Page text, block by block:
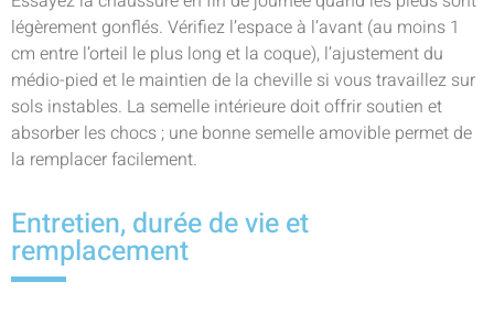
légèrement gonflés. Vérifiez l’espace à l’avant (au moins 1
cm entre l’orteil le plus long et la coque), l’ajustement du
médio-pied et le maintien de la cheville si vous travaillez sur
sols instables. La semelle intérieure doit offrir soutien et
absorber les chocs ; une bonne semelle amovible permet de
la remplacer facilement.
Entretien, durée de vie et
remplacement